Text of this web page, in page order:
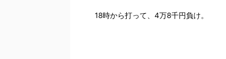
18時から打って、4万8千円負け。